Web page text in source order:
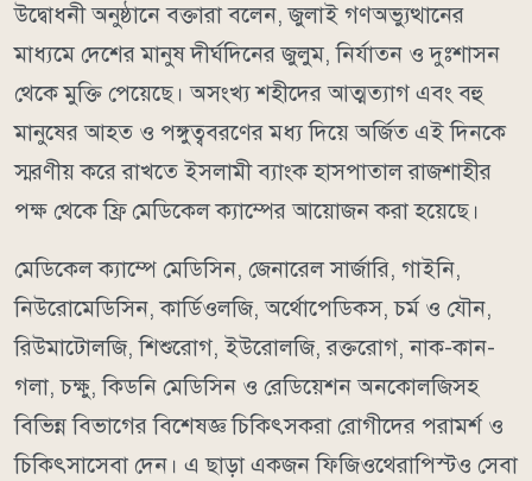
উদ্বোধনী অনুষ্ঠানে বক্তারা বলেন, জুলাই গণঅভ্যুত্থানের
মাধ্যমে দেশের মানুষ দীর্ঘদিনের জুলুম, নির্যাতন ও দুঃশাসন
থেকে মুক্তি পেয়েছে। অসংখ্য শহীদের আত্মত্যাগ এবং বহু
মানুষের আহত ও পঙ্গুত্ববরণের মধ্য দিয়ে অর্জিত এই দিনকে
স্মরণীয় করে রাখতে ইসলামী ব্যাংক হাসপাতাল রাজশাহীর
পক্ষ থেকে ফ্রি মেডিকেল ক্যাম্পের আয়োজন করা হয়েছে।
মেডিকেল ক্যাম্পে মেডিসিন, জেনারেল সার্জারি, গাইনি,
নিউরোমেডিসিন, কার্ডিওলজি, অর্থোপেডিকস, চর্ম ও যৌন,
রিউমাটোলজি, শিশুরোগ, ইউরোলজি, রক্তরোগ, নাক-কান-
গলা, চক্ষু, কিডনি মেডিসিন ও রেডিয়েশন অনকোলজিসহ
বিভিন্ন বিভাগের বিশেষজ্ঞ চিকিৎসকরা রোগীদের পরামর্শ ও
চিকিৎসাসেবা দেন। এ ছাড়া একজন ফিজিওথেরাপিস্টও সেবা